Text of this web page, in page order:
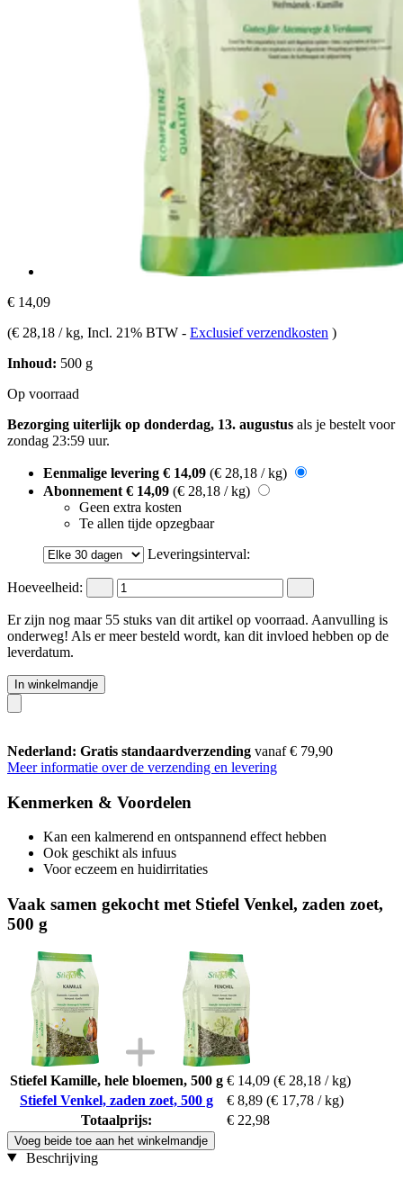
€ 14,09
(€ 28,18 / kg, Incl. 21% BTW - Exclusief verzendkosten )
Inhoud: 500 g
Op voorraad
Bezorging uiterlijk op donderdag, 13. augustus als je bestelt voor
zondag 23:59 uur.
Eenmalige levering € 14,09 (€ 28,18 / kg)
Abonnement € 14,09 (€ 28,18 / kg)
Geen extra kosten
Te allen tijde opzegbaar
Leveringsinterval:
Hoeveelheid:
Er zijn nog maar 55 stuks van dit artikel op voorraad. Aanvulling is
onderweg! Als er meer besteld wordt, kan dit invloed hebben op de
leverdatum.
In winkelmandje
Nederland: Gratis standaardverzending vanaf € 79,90
Meer informatie over de verzending en levering
Kenmerken & Voordelen
Kan een kalmerend en ontspannend effect hebben
Ook geschikt als infuus
Voor eczeem en huidirritaties
Vaak samen gekocht met Stiefel Venkel, zaden zoet,
500 g
Stiefel Kamille, hele bloemen, 500 g € 14,09 (€ 28,18 / kg)
Stiefel Venkel, zaden zoet, 500 g
€ 8,89 (€ 17,78 / kg)
Totaalprijs:
€ 22,98
Voeg beide toe aan het winkelmandje
Beschrijving